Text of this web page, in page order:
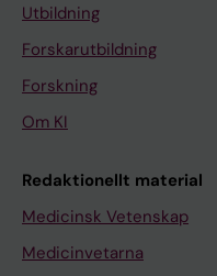
Utbildning
Forskarutbildning
Forskning
Om KI
Redaktionellt material
Medicinsk Vetenskap
Medicinvetarna